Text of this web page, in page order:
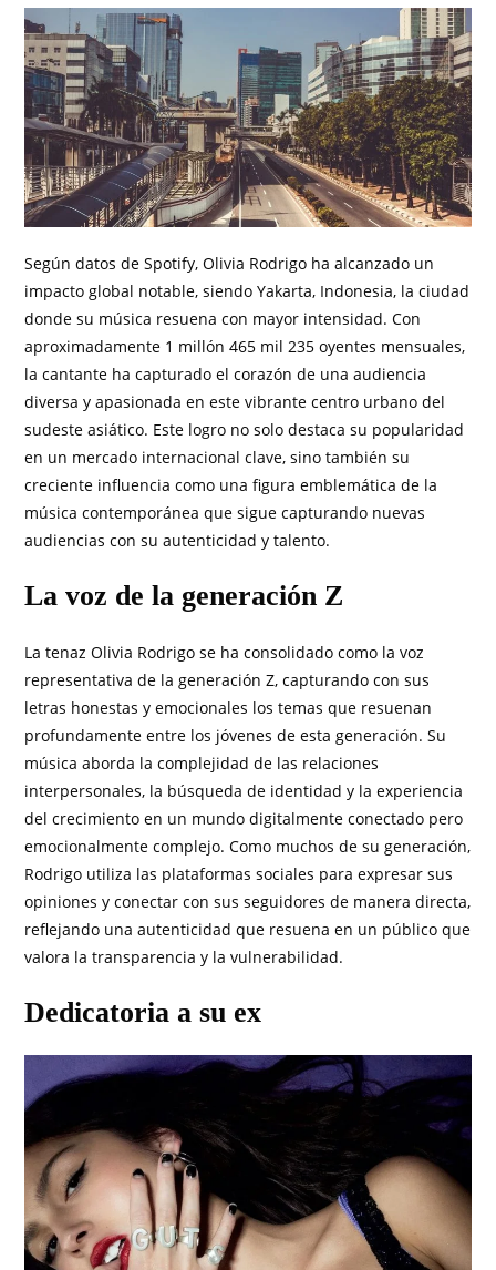
Según datos de Spotify, Olivia Rodrigo ha alcanzado un
impacto global notable, siendo Yakarta, Indonesia, la ciudad
donde su música resuena con mayor intensidad. Con
aproximadamente 1 millón 465 mil 235 oyentes mensuales,
la cantante ha capturado el corazón de una audiencia
diversa y apasionada en este vibrante centro urbano del
sudeste asiático. Este logro no solo destaca su popularidad
en un mercado internacional clave, sino también su
creciente influencia como una figura emblemática de la
música contemporánea que sigue capturando nuevas
audiencias con su autenticidad y talento.
La voz de la generación Z
La tenaz Olivia Rodrigo se ha consolidado como la voz
representativa de la generación Z, capturando con sus
letras honestas y emocionales los temas que resuenan
profundamente entre los jóvenes de esta generación. Su
música aborda la complejidad de las relaciones
interpersonales, la búsqueda de identidad y la experiencia
del crecimiento en un mundo digitalmente conectado pero
emocionalmente complejo. Como muchos de su generación,
Rodrigo utiliza las plataformas sociales para expresar sus
opiniones y conectar con sus seguidores de manera directa,
reflejando una autenticidad que resuena en un público que
valora la transparencia y la vulnerabilidad.
Dedicatoria a su ex